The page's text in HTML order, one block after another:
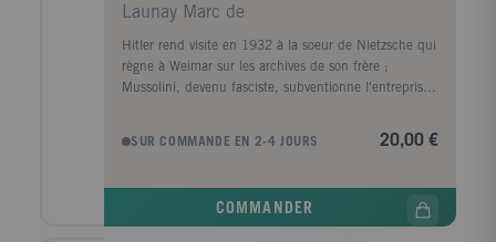
Launay Marc de
Hitler rend visite en 1932 à la soeur de Nietzsche qui
règne à Weimar sur les archives de son frère ;
Mussolini, devenu fasciste, subventionne l'entreprise
philosophe, qui meurt en 1900, mais dont l'oeuvre
s'arrête en 1889, a pu contribuer à l'apparition du
apprennent au contraire que les efforts des nazis
SUR COMMANDE EN 2-4 JOURS 20,00 €
COMMANDER